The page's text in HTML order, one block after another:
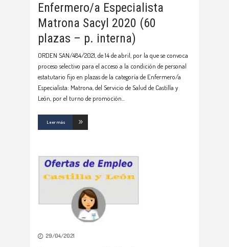
Enfermero/a Especialista
Matrona Sacyl 2020 (60
plazas – p. interna)
ORDEN SAN/484/2021, de 14 de abril, por la que se convoca
proceso selectivo para el acceso a la condición de personal
estatutario fijo en plazas de la categoría de Enfermero/a
Especialista: Matrona, del Servicio de Salud de Castilla y
León, por el turno de promoción
Leer más
29/04/2021